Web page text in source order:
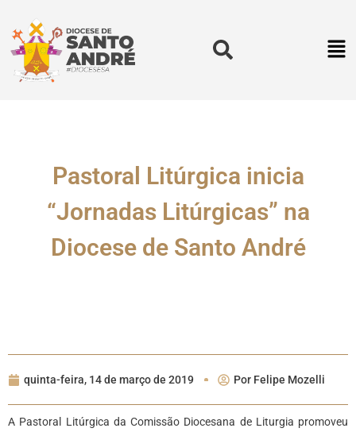
Pastoral Litúrgica inicia
“Jornadas Litúrgicas” na
Diocese de Santo André
quinta-feira, 14 de março de 2019 Por Felipe Mozelli
A Pastoral Litúrgica da Comissão Diocesana de Liturgia promoveu